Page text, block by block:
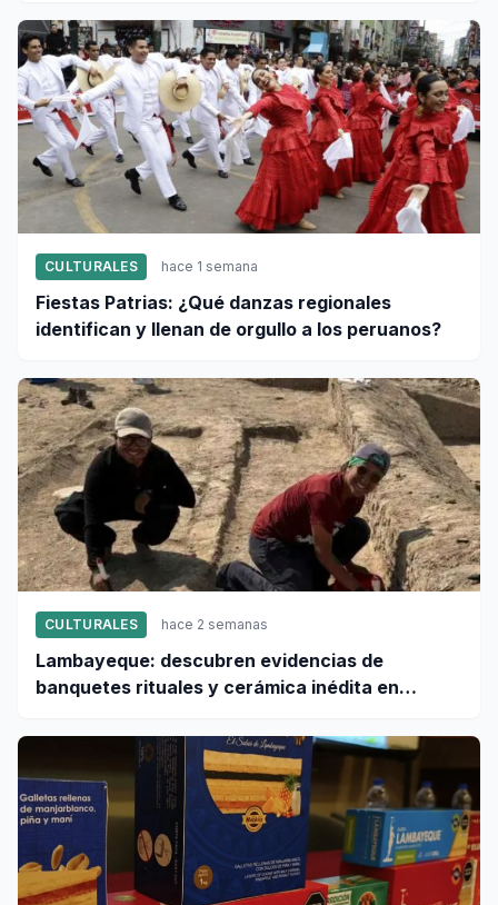
CULTURALES hace 1 semana
Fiestas Patrias: ¿Qué danzas regionales
identifican y llenan de orgullo a los peruanos?
CULTURALES hace 2 semanas
Lambayeque: descubren evidencias de
banquetes rituales y cerámica inédita en